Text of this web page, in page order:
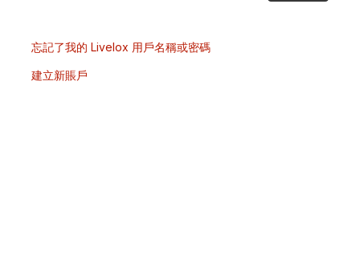
忘記了我的 Livelox 用戶名稱或密碼
建立新賬戶